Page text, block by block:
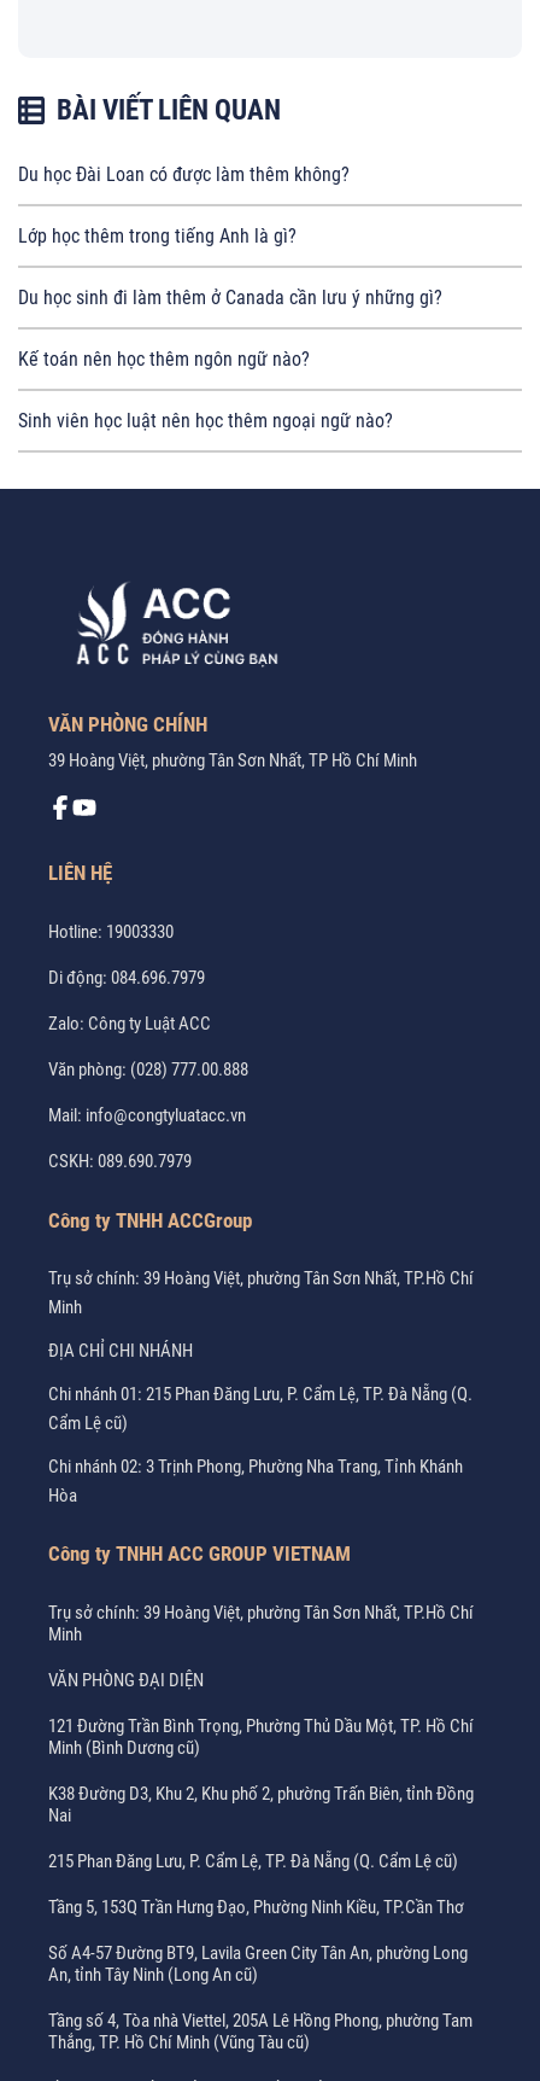
BÀI VIẾT LIÊN QUAN
Du học Đài Loan có được làm thêm không?
Lớp học thêm trong tiếng Anh là gì?
Du học sinh đi làm thêm ở Canada cần lưu ý những gì?
Kế toán nên học thêm ngôn ngữ nào?
Sinh viên học luật nên học thêm ngoại ngữ nào?
VĂN PHÒNG CHÍNH
39 Hoàng Việt, phường Tân Sơn Nhất, TP Hồ Chí Minh
LIÊN HỆ
Hotline: 19003330
Di động: 084.696.7979
Zalo: Công ty Luật ACC
Văn phòng: (028) 777.00.888
Mail: info@congtyluatacc.vn
CSKH: 089.690.7979
Công ty TNHH ACCGroup
Trụ sở chính: 39 Hoàng Việt, phường Tân Sơn Nhất, TP.Hồ Chí
Minh
ĐỊA CHỈ CHI NHÁNH
Chi nhánh 01: 215 Phan Đăng Lưu, P. Cẩm Lệ, TP. Đà Nẵng (Q.
Cẩm Lệ cũ)
Chi nhánh 02: 3 Trịnh Phong, Phường Nha Trang, Tỉnh Khánh
Hòa
Công ty TNHH ACC GROUP VIETNAM
Trụ sở chính: 39 Hoàng Việt, phường Tân Sơn Nhất, TP.Hồ Chí
Minh
VĂN PHÒNG ĐẠI DIỆN
121 Đường Trần Bình Trọng, Phường Thủ Dầu Một, TP. Hồ Chí
Minh (Bình Dương cũ)
K38 Đường D3, Khu 2, Khu phố 2, phường Trấn Biên, tỉnh Đồng
Nai
215 Phan Đăng Lưu, P. Cẩm Lệ, TP. Đà Nẵng (Q. Cẩm Lệ cũ)
Tầng 5, 153Q Trần Hưng Đạo, Phường Ninh Kiều, TP.Cần Thơ
Số A4-57 Đường BT9, Lavila Green City Tân An, phường Long
An, tỉnh Tây Ninh (Long An cũ)
Tầng số 4, Tòa nhà Viettel, 205A Lê Hồng Phong, phường Tam
Thắng, TP. Hồ Chí Minh (Vũng Tàu cũ)